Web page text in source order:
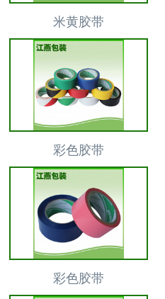
米黄胶带
彩色胶带
彩色胶带